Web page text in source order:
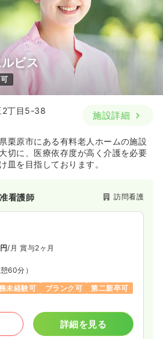
詳細を見る
ビス
2丁目5-38 施設詳細
栗原市にある有料老人ホームの施設
切に、医療依存度が高く介護を必要
皿を目指しております。
看護師 訪問看護
/月 賞与2ヶ月
憩60分）
未経験可 ブランク可
第二新卒可
詳細を見る